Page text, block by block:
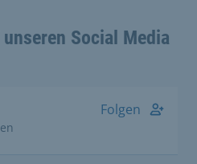
Social Media
Folgen